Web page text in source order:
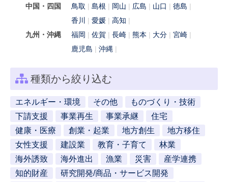
中国・四国
鳥取 島根 岡山 広島 山口
徳島
香川
愛媛
高知
九州・沖縄
福岡 佐賀 長崎 熊本 大分
宮崎
鹿児島
沖縄
種類から絞り込む
エネルギー・環境 その他
ものづくり・技術
下請支援
事業再生 事業承継
住宅
健康・医療
創業・起業 地方創生
地方移住
女性支援
建設業 教育・子育て
林業
海外誘致
海外進出 漁業 災害
産学連携
知的財産
研究開発/商品・サービス開発